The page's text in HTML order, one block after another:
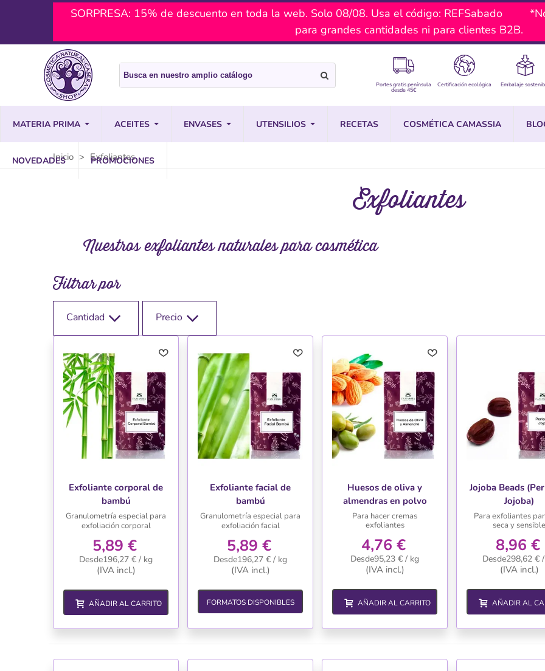
SORPRESA: 15% de descuento en toda la web. Solo 08/08. Usa el código: REFSabado
para grandes cantidades ni para clientes B2B.
Portes gratis península
desde 45€
Certificación ecológica Embalaje
MATERIA PRIMA ACEITES ENVASES UTENSILIOS RECETAS COSMÉTICA CAMASSIA
NOVEDADES PROMOCIONES
Inicio > Exfoliantes
Exfoliantes
Nuestros exfoliantes naturales para cosmética
Filtrar por
Cantidad Precio
Exfoliante corporal de
bambú
Granulometría especial para
exfoliación corporal
5,89 €
Desde196,27 € / kg
(IVA incl.)
AÑADIR AL CARRITO
Exfoliante facial de
bambú
Granulometría especial para
exfoliación facial
5,89 €
Desde196,27 € / kg
(IVA incl.)
FORMATOS DISPONIBLES
Huesos de oliva y
almendras en polvo
Para hacer cremas
exfoliantes
4,76 €
Desde95,23 € / kg
(IVA incl.)
AÑADIR AL CARRITO
Jojoba Beads
Jojoba)
Para exfoliantes
seca y sensible
8,96 €
Desde298,62 €
(IVA incl.)
AÑADIR AL